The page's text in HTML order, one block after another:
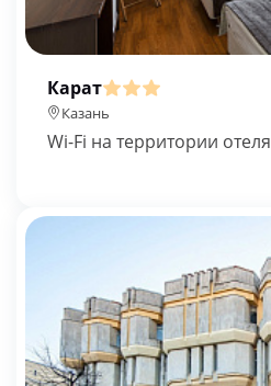
Карат
Казань
Wi-Fi на территории отеля